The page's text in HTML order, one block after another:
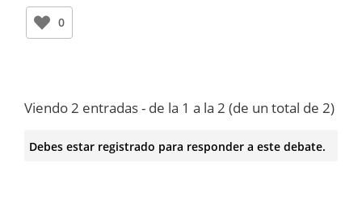
0
Viendo 2 entradas - de la 1 a la 2 (de un total de 2)
Debes estar registrado para responder a este debate.